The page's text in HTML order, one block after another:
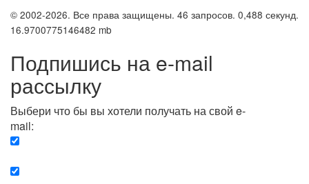
© 2002-2026. Все права защищены. 46 запросов. 0,488 секунд.
16.9700775146482 mb
Подпишись на e-mail
рассылку
Выбери что бы вы хотели получать на свой e-
mail: